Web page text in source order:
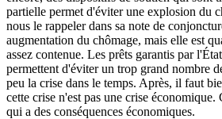
partielle permet d'éviter une explosion du
nous le rappeler dans sa note de
augmentation du chômage, mais elle est
assez contenue. Les prêts garantis par
permettent d'éviter un trop grand nombre
peu la crise dans le temps. Après, il faut
cette crise n'est pas une crise économique.
qui a des conséquences économiques.